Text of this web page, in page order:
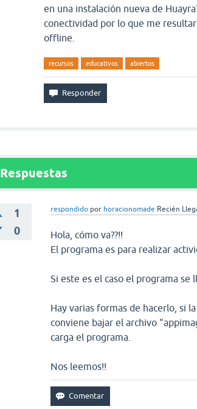
en una instalación nueva de
conectividad por lo que me
offline.
recursos educativos abiertos
Respuestas
1
0
respondido por horacionomade Recién
Hola, cómo va??!!
El programa es para realizar
Si este es el caso el programa se
Hay varias formas de hacerlo, si
conviene bajar el archivo
carga el programa.
Nos leemos!!